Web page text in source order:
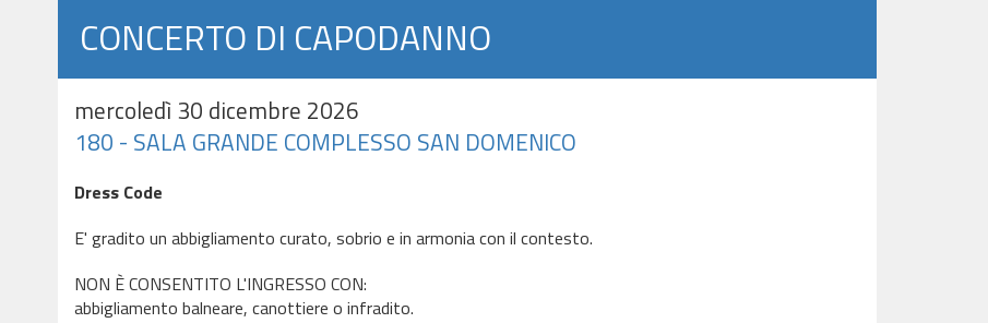
CONCERTO DI CAPODANNO
mercoledì 30 dicembre 2026
180 - SALA GRANDE COMPLESSO SAN DOMENICO
Dress Code
E' gradito un abbigliamento curato, sobrio e in armonia con il contesto.
NON È CONSENTITO L'INGRESSO CON:
abbigliamento balneare, canottiere o infradito.